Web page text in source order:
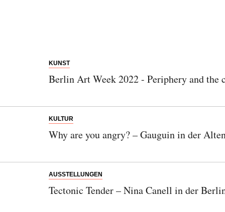
KUNST
Berlin Art Week 2022 - Periphery and the
KULTUR
Why are you angry? – Gauguin in der
AUSSTELLUNGEN
Tectonic Tender – Nina Canell in der